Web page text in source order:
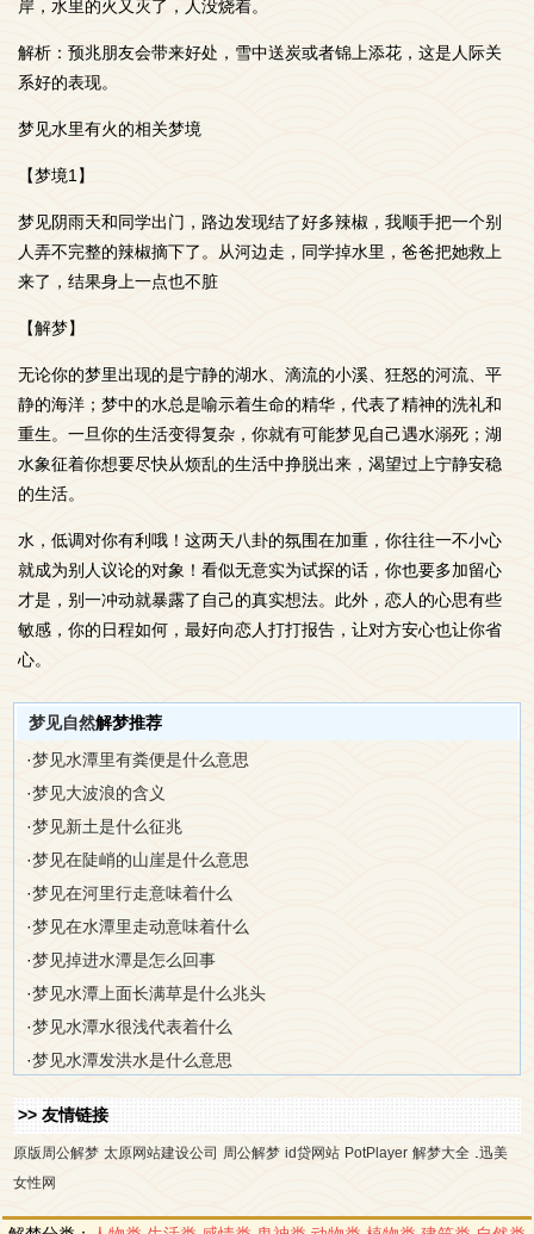
岸，水里的火又灭了，人没烧着。
解析：预兆朋友会带来好处，雪中送炭或者锦上添花，这是人际关
系好的表现。
梦见水里有火的相关梦境
【梦境1】
梦见阴雨天和同学出门，路边发现结了好多辣椒，我顺手把一个别
人弄不完整的辣椒摘下了。从河边走，同学掉水里，爸爸把她救上
来了，结果身上一点也不脏
【解梦】
无论你的梦里出现的是宁静的湖水、滴流的小溪、狂怒的河流、平
静的海洋；梦中的水总是喻示着生命的精华，代表了精神的洗礼和
重生。一旦你的生活变得复杂，你就有可能梦见自己遇水溺死；湖
水象征着你想要尽快从烦乱的生活中挣脱出来，渴望过上宁静安稳
的生活。
水，低调对你有利哦！这两天八卦的氛围在加重，你往往一不小心
就成为别人议论的对象！看似无意实为试探的话，你也要多加留心
才是，别一冲动就暴露了自己的真实想法。此外，恋人的心思有些
敏感，你的日程如何，最好向恋人打打报告，让对方安心也让你省
心。
梦见自然解梦推荐
·梦见水潭里有粪便是什么意思
·梦见大波浪的含义
·梦见新土是什么征兆
·梦见在陡峭的山崖是什么意思
·梦见在河里行走意味着什么
·梦见在水潭里走动意味着什么
·梦见掉进水潭是怎么回事
·梦见水潭上面长满草是什么兆头
·梦见水潭水很浅代表着什么
·梦见水潭发洪水是什么意思
>> 友情链接
原版周公解梦 太原网站建设公司 周公解梦 id贷网站 PotPlayer 解梦大全 迅美
女性网